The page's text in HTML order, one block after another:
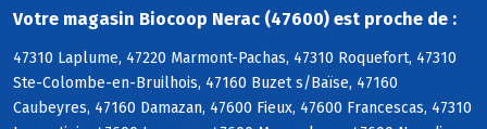
Votre magasin Biocoop Nerac (47600) est proche de :
47310 Laplume, 47220 Marmont-Pachas, 47310 Roquefort, 47310
Ste-Colombe-en-Bruilhois, 47160 Buzet s/Baïse, 47160
Caubeyres, 47160 Damazan, 47600 Fieux, 47600 Francescas, 47310